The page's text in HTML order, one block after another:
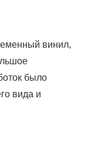
винил,
было
вида и